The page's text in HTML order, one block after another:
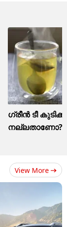
ഗ്രീൻ ടീ
നല്ലതാണോ?
View More